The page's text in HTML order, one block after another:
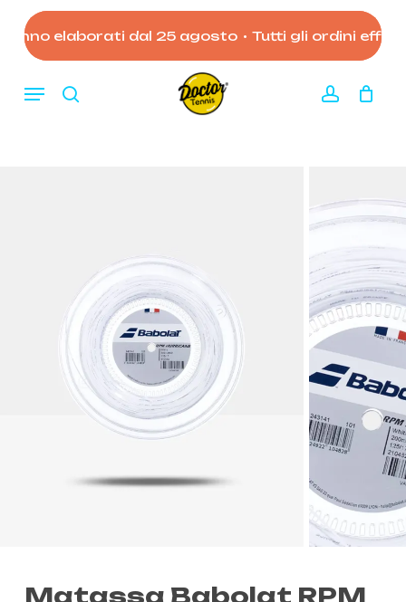
main
elaborati dal 25 agosto • Tutti gli ordini
search account
Menu
Carrello Close
Cart
Matassa Babolat RPM